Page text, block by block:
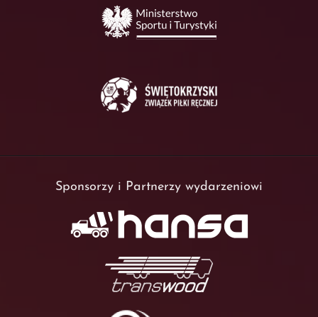
Sponsorzy i Partnerzy wydarzeniowi